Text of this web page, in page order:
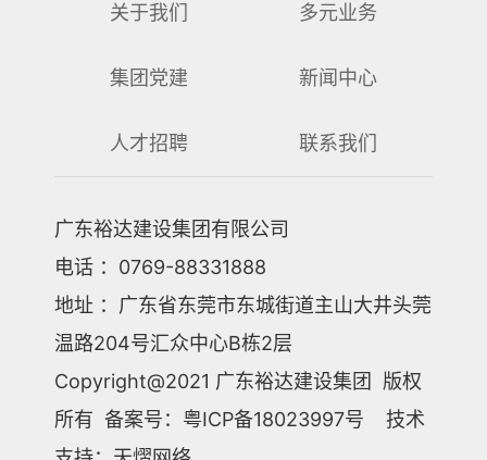
关于我们 多元业务
集团党建 新闻中心
人才招聘 联系我们
广东裕达建设集团有限公司
电话 ：0769-88331888
地址 ：广东省东莞市东城街道主山大井头莞
温路204号汇众中心B栋2层
Copyright@2021 广东裕达建设集团 版权
所有 备案号：粤ICP备18023997号 技术